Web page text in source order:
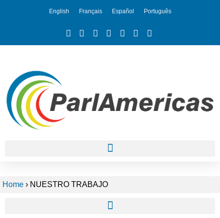
English Français Español Português
Home › NUESTRO TRABAJO